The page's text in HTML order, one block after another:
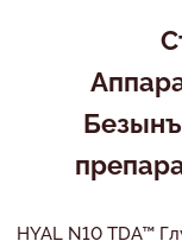
HYAL N10 TDA™